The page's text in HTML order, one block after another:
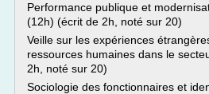
Performance publique et
(12h) (écrit de 2h, noté sur 20)
Veille sur les expériences
ressources humaines dans le
2h, noté sur 20)
Sociologie des fonctionnaires et